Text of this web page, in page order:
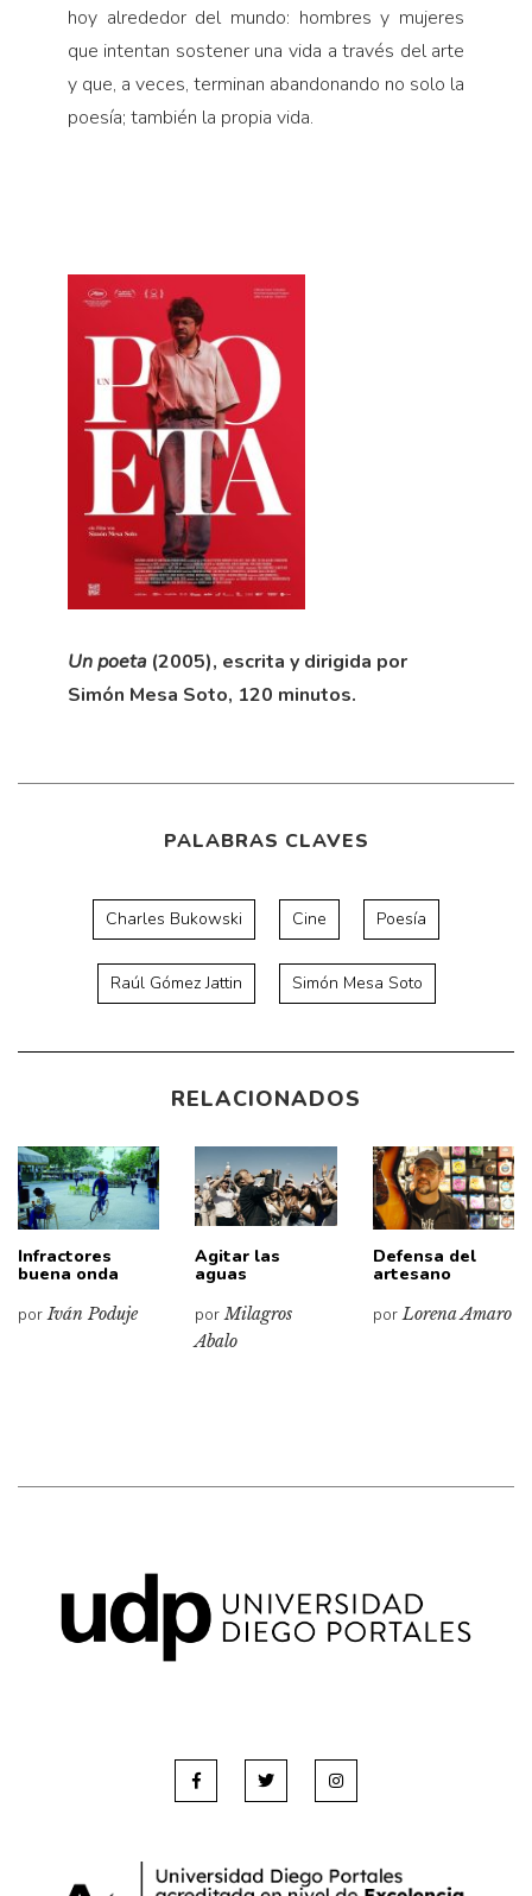
hoy alrededor del mundo: hombres y mujeres
que intentan sostener una vida a través del arte
y que, a veces, terminan abandonando no solo la
poesía; también la propia vida.
Un poeta(2005), escrita y dirigida por
Simón Mesa Soto, 120 minutos.
PALABRAS CLAVES
Charles Bukowski Cine Poesía
Raúl Gómez Jattin Simón Mesa Soto
RELACIONADOS
Infractores
buena onda
porIván Poduje
Agitar las
aguas
porMilagros
Abalo
Defensa del
artesano
porLorena Amaro